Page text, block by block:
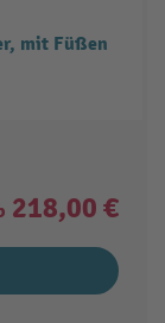
mit Füßen
218,00 €